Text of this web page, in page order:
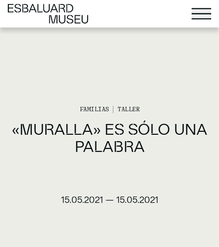
FAMILIAS TALLER
«MURALLA» ES SÓLO UNA
PALABRA
15.05.2021 — 15.05.2021